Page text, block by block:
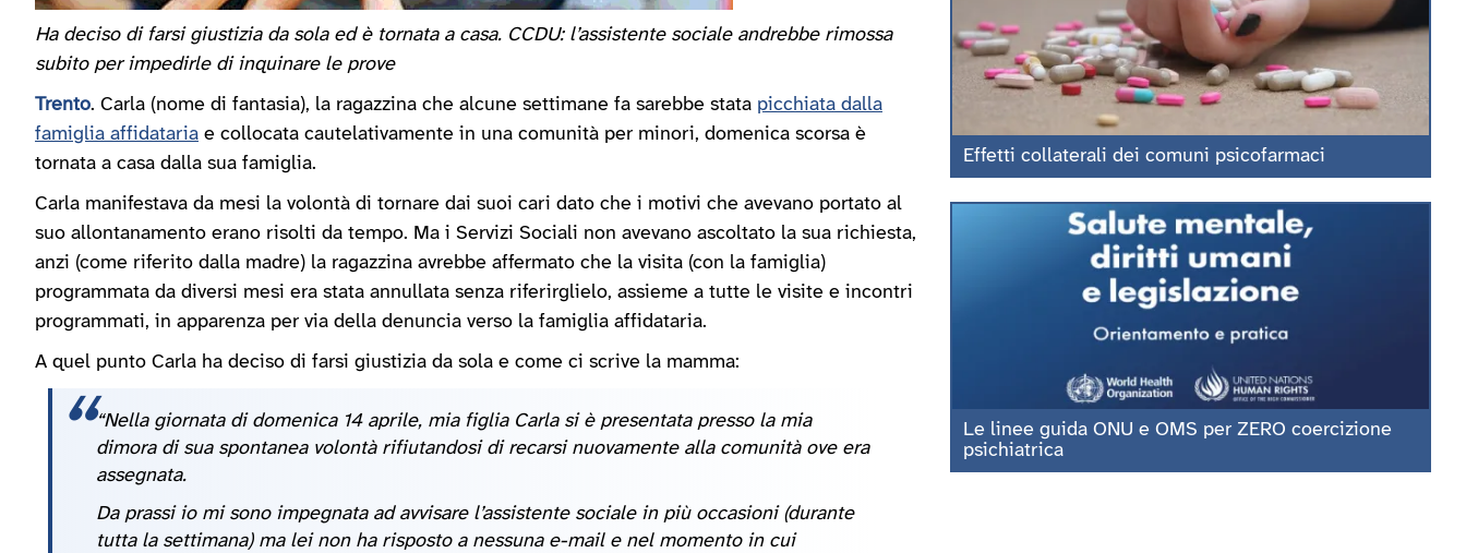
Ha deciso di farsi giustizia da sola ed è tornata a casa. CCDU: l’assistente sociale andrebbe rimossa
subito per impedirle di inquinare le prove
Trento. Carla (nome di fantasia), la ragazzina che alcune settimane fa sarebbe stata picchiata dalla
famiglia affidataria e collocata cautelativamente in una comunità per minori, domenica scorsa è
tornata a casa dalla sua famiglia.
Carla manifestava da mesi la volontà di tornare dai suoi cari dato che i motivi che avevano portato al
suo allontanamento erano risolti da tempo. Ma i Servizi Sociali non avevano ascoltato la sua richiesta,
anzi (come riferito dalla madre) la ragazzina avrebbe affermato che la visita (con la famiglia)
programmata da diversi mesi era stata annullata senza riferirglielo, assieme a tutte le visite e incontri
programmati, in apparenza per via della denuncia verso la famiglia affidataria.
A quel punto Carla ha deciso di farsi giustizia da sola e come ci scrive la mamma:
“Nella giornata di domenica 14 aprile, mia figlia Carla si è presentata presso la mia
dimora di sua spontanea volontà rifiutandosi di recarsi nuovamente alla comunità ove era
assegnata.
Da prassi io mi sono impegnata ad avvisare l’assistente sociale in più occasioni (durante
tutta la settimana) ma lei non ha risposto a nessuna e-mail e nel momento in cui
Effetti collaterali dei comuni psicofarmaci
Le linee guida ONU e OMS per ZERO coercizione
psichiatrica